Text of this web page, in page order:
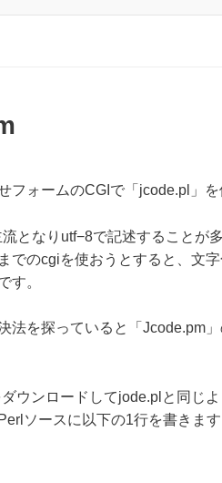
フォームのCGIで「jcode.pl」
となりutf−8で記述することが
でのcgiを使おうとすると、文字
す。
法を探っていると「Jcode.pm
ダウンロードしてjode.plと同じ
ソースに以下の1行を書きます